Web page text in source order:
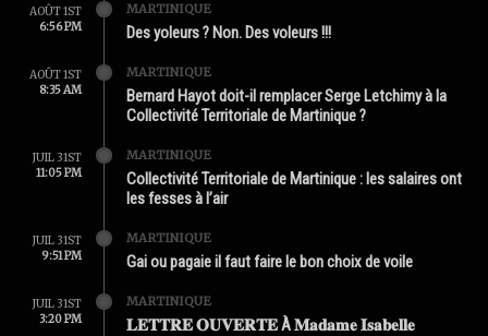
AOÛT 1ST
6:56 PM
MARTINIQUE
Des yoleurs ? Non. Des voleurs !!!
AOÛT 1ST
8:35 AM
MARTINIQUE
Bernard Hayot doit-il remplacer Serge Letchimy à la
Collectivité Territoriale de Martinique ?
JUIL 31ST
11:05 PM
MARTINIQUE
Collectivité Territoriale de Martinique : les salaires ont
les fesses à l’air
JUIL 31ST
9:51 PM
MARTINIQUE
Gai ou pagaie il faut faire le bon choix de voile
JUIL 31ST
3:20 PM
MARTINIQUE
𝐋𝐄𝐓𝐓𝐑𝐄 𝐎𝐔𝐕𝐄𝐑𝐓𝐄 À 𝐌𝐚𝐝𝐚𝐦𝐞 𝐈𝐬𝐚𝐛𝐞𝐥𝐥𝐞